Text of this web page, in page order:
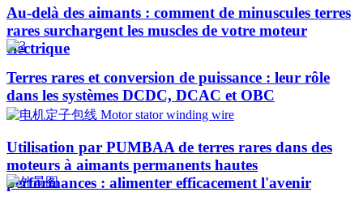
Au-delà des aimants : comment de minuscules terres
rares surchargent les muscles de votre moteur
électrique
Terres rares et conversion de puissance : leur rôle
dans les systèmes DCDC, DCAC et OBC
Utilisation par PUMBAA de terres rares dans des
moteurs à aimants permanents hautes
performances : alimenter efficacement l'avenir